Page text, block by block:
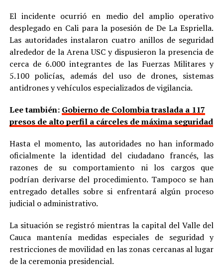
El incidente ocurrió en medio del amplio operativo
desplegado en Cali para la posesión de De La Espriella.
Las autoridades instalaron cuatro anillos de seguridad
alrededor de la Arena USC y dispusieron la presencia de
cerca de 6.000 integrantes de las Fuerzas Militares y
5.100 policías, además del uso de drones, sistemas
antidrones y vehículos especializados de vigilancia.
Lee también: Gobierno de Colombia traslada a 117
presos de alto perfil a cárceles de máxima seguridad
Hasta el momento, las autoridades no han informado
oficialmente la identidad del ciudadano francés, las
razones de su comportamiento ni los cargos que
podrían derivarse del procedimiento. Tampoco se han
entregado detalles sobre si enfrentará algún proceso
judicial o administrativo.
La situación se registró mientras la capital del Valle del
Cauca mantenía medidas especiales de seguridad y
restricciones de movilidad en las zonas cercanas al lugar
de la ceremonia presidencial.